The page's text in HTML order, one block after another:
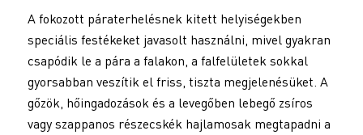
A fokozott páraterhelésnek kitett helyiségekben
speciális festékeket javasolt használni, mivel gyakran
csapódik le a pára a falakon, a falfelületek sokkal
gyorsabban veszítik el friss, tiszta megjelenésüket. A
gőzök, hőingadozások és a levegőben lebegő zsíros
vagy szappanos részecskék hajlamosak megtapadni a